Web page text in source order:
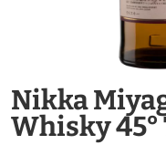
Nikka
Whisky 45°